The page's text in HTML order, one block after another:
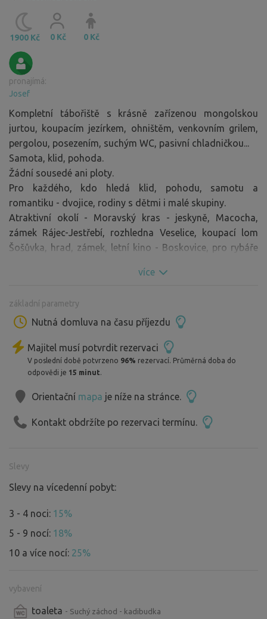
1900 Kč 0 Kč 0 Kč
pronajímá:
Josef
Kompletní tábořiště s krásně zařízenou mongolskou
jurtou, koupacím jezírkem, ohništěm, venkovním grilem,
pergolou, posezením, suchým WC, pasivní chladničkou...
Samota, klid, pohoda.
Žádní sousedé ani ploty.
Pro každého, kdo hledá klid, pohodu, samotu a
romantiku - dvojice, rodiny s dětmi i malé skupiny.
Atraktivní okolí - Moravský kras - jeskyně, Macocha,
zámek Rájec-Jestřebí, rozhledna Veselice, koupací lom
Šošůvka, hrad, zámek, letní kino - Boskovice, pro rybáře
blízkém okolí je několik příjemných restaurací...
v případě zájmu možnost stanovat ve stínu přímo u jurty
- 200,./stan/den - domluvit předem.
Čas příjezdu a odjezdu je možné dle možnosti pozměnit.
V případě většího počtu nocležníků může být
Auto lze parkovat přímo u jurty.
každého hosta.
více
základní parametry
Nutná domluva na času příjezdu
Majitel musí potvrdit rezervaci
V poslední době potvrzeno 96% rezervací. Průměrná doba do
odpovědi je 15 minut.
Orientační mapa je níže na stránce.
Kontakt obdržíte po rezervaci termínu.
Slevy
Slevy na vícedenní pobyt:
3 - 4 noci: 15%
5 - 9 nocí: 18%
10 a více nocí: 25%
vybavení
toaleta - Suchý záchod - kadibudka